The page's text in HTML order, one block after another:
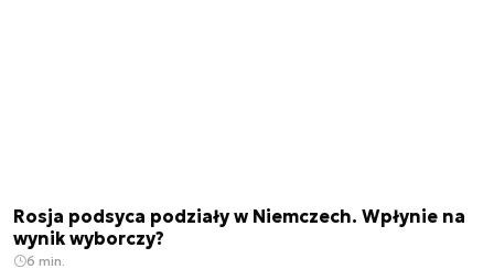
Rosja podsyca podziały w Niemczech. Wpłynie na
wynik wyborczy?
6 min.